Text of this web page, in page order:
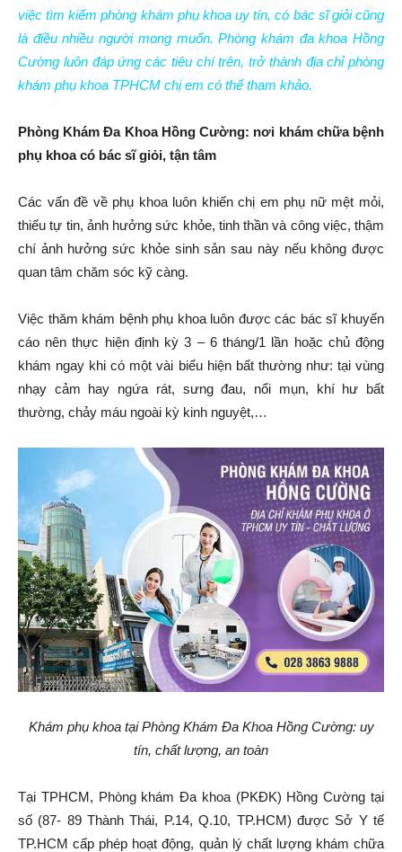
việc tìm kiếm phòng khám phụ khoa uy tín, có bác sĩ giỏi cũng
là điều nhiều người mong muốn. Phòng khám đa khoa Hồng
Cường luôn đáp ứng các tiêu chí trên, trở thành địa chỉ phòng
khám phụ khoa TPHCM chị em có thể tham khảo.
Phòng Khám Đa Khoa Hồng Cường: nơi khám chữa bệnh
phụ khoacó bác sĩ giỏi, tận tâm
Các vấn đề về phụ khoa luôn khiến chị em phụ nữ mệt mỏi,
thiếu tự tin, ảnh hưởng sức khỏe, tinh thần và công việc, thậm
chí ảnh hưởng sức khỏe sinh sản sau này nếu không được
quan tâm chăm sóc kỹ càng.
Việc thăm khám bệnh phụ khoa luôn được các bác sĩ khuyến
cáo nên thực hiện định kỳ 3 – 6 tháng/1 lần hoặc chủ động
khám ngay khi có một vài biểu hiện bất thường như: tại vùng
nhạy cảm hay ngứa rát, sưng đau, nổi mụn, khí hư bất
thường, chảy máu ngoài kỳ kinh nguyệt,…
Khám phụ khoa tại Phòng Khám Đa Khoa Hồng Cường: uy
tín, chất lượng, an toàn
Tại TPHCM, Phòng khám Đa khoa (PKĐK) Hồng Cường tại
số (87- 89 Thành Thái, P.14, Q.10, TP.HCM) được Sở Y tế
TP.HCM cấp phép hoạt động, quản lý chất lượng khám chữa